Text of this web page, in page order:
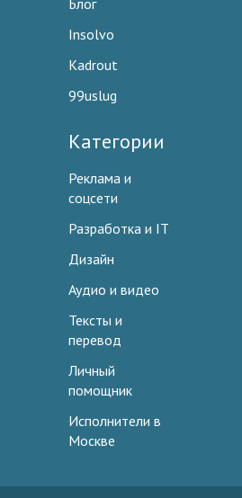
Блог
Insolvo
Kadrout
99uslug
Категории
Реклама и
соцсети
Разработка и IT
Дизайн
Аудио и видео
Тексты и
перевод
Личный
помощник
Исполнители в
Москве